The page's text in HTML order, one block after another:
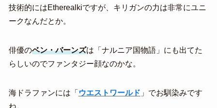
技術的にはEtherealkiですが、キリガンの力は非常にユニ
ークなんだとか。
俳優のベン・バーンズは「ナルニア国物語」にも出てた
らしいのでファンタジー顔なのかな。
海ドラファンには「 ウエストワールド 」でお馴染みです